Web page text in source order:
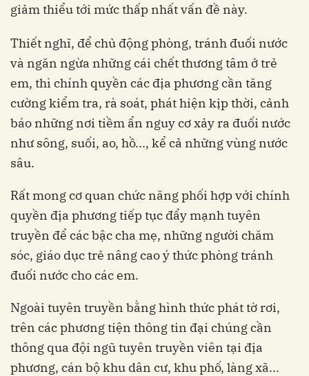
giảm thiểu tới mức thấp nhất vấn đề này.
Thiết nghĩ, để chủ động phòng, tránh đuối nước
và ngăn ngừa những cái chết thương tâm ở trẻ
em, thì chính quyền các địa phương cần tăng
cường kiểm tra, rà soát, phát hiện kịp thời, cảnh
báo những nơi tiềm ẩn nguy cơ xảy ra đuối nước
như sông, suối, ao, hồ..., kể cả những vùng nước
sâu.
Rất mong cơ quan chức năng phối hợp với chính
quyền địa phương tiếp tục đẩy mạnh tuyên
truyền để các bậc cha mẹ, những người chăm
sóc, giáo dục trẻ nâng cao ý thức phòng tránh
đuối nước cho các em.
Ngoài tuyên truyền bằng hình thức phát tờ rơi,
trên các phương tiện thông tin đại chúng cần
thông qua đội ngũ tuyên truyền viên tại địa
phương, cán bộ khu dân cư, khu phố, làng xã...